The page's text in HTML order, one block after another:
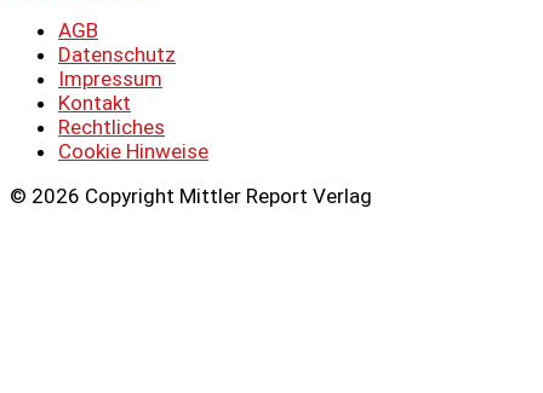
AGB
Datenschutz
Impressum
Kontakt
Rechtliches
Cookie Hinweise
© 2026 Copyright Mittler Report Verlag